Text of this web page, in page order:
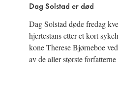
Dag Solstad er død
Dag Solstad døde fredag
hjertestans etter et kort
kone Therese Bjørneboe
av de aller største